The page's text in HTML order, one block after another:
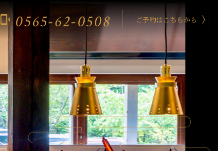
0565-62-0508 ご予約はこちらから